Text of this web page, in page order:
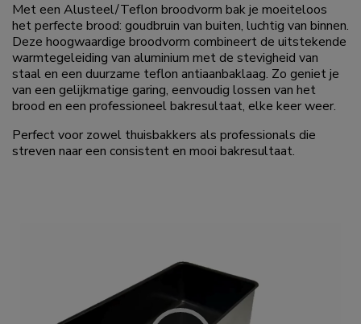
Met een Alusteel/Teflon broodvorm bak je moeiteloos
het perfecte brood: goudbruin van buiten, luchtig van binnen.
Deze hoogwaardige broodvorm combineert de uitstekende
warmtegeleiding van aluminium met de stevigheid van
staal en een duurzame teflon antiaanbaklaag. Zo geniet je
van een gelijkmatige garing, eenvoudig lossen van het
brood en een professioneel bakresultaat, elke keer weer.
Perfect voor zowel thuisbakkers als professionals die
streven naar een consistent en mooi bakresultaat.